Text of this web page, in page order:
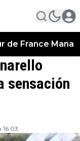
de France
sensación
16:03